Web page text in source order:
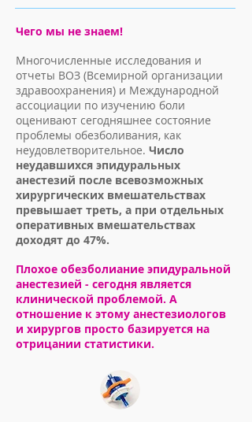
Чего мы не знаем!
Многочисленные исследования и
отчеты ВОЗ (Всемирной организации
здравоохранения) и Международной
ассоциации по изучению боли
оценивают сегодняшнее состояние
проблемы обезболивания, как
неудовлетворительное. Число
неудавшихся эпидуральных
анестезий после всевозможных
хирургических вмешательствах
превышает треть, а при отдельных
оперативных вмешательствах
доходят до 47%.
Плохое обезболиание эпидуральной
анестезией - сегодня является
клинической проблемой. А
отношение к этому анестезиологов
и хирургов просто базируется на
отрицании статистики.